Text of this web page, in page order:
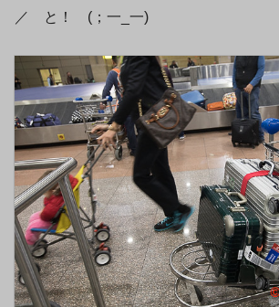
／ と！ (；一_一)